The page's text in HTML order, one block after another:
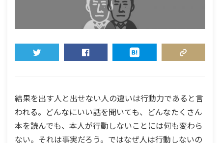
結果を出す人と出せない人の違いは行動力であると言
われる。どんなにいい話を聞いても、どんなたくさん
本を読んでも、本人が行動しないことには何も変わら
ない。それは事実だろう。ではなぜ人は行動しないの